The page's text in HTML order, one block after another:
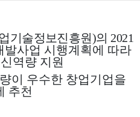
기술정보진흥원)의 2021
발사업 시행계획에 따라
역량 지원
이 우수한 창업기업을
추천